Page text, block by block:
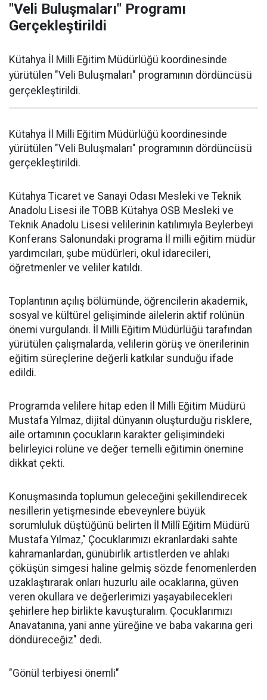
"Veli Buluşmaları" Programı
Gerçekleştirildi
Kütahya İl Milli Eğitim Müdürlüğü koordinesinde
yürütülen "Veli Buluşmaları" programının dördüncüsü
gerçekleştirildi.
Kütahya İl Milli Eğitim Müdürlüğü koordinesinde
yürütülen "Veli Buluşmaları" programının dördüncüsü
gerçekleştirildi.
Kütahya Ticaret ve Sanayi Odası Mesleki ve Teknik
Anadolu Lisesi ile TOBB Kütahya OSB Mesleki ve
Teknik Anadolu Lisesi velilerinin katılımıyla Beylerbeyi
Konferans Salonundaki programa İl milli eğitim müdür
yardımcıları, şube müdürleri, okul idarecileri,
öğretmenler ve veliler katıldı.
Toplantının açılış bölümünde, öğrencilerin akademik,
sosyal ve kültürel gelişiminde ailelerin aktif rolünün
önemi vurgulandı. İl Milli Eğitim Müdürlüğü tarafından
yürütülen çalışmalarda, velilerin görüş ve önerilerinin
eğitim süreçlerine değerli katkılar sunduğu ifade
edildi.
Programda velilere hitap eden İl Milli Eğitim Müdürü
Mustafa Yılmaz, dijital dünyanın oluşturduğu risklere,
aile ortamının çocukların karakter gelişimindeki
belirleyici rolüne ve değer temelli eğitimin önemine
dikkat çekti.
Konuşmasında toplumun geleceğini şekillendirecek
nesillerin yetişmesinde ebeveynlere büyük
sorumluluk düştüğünü belirten İl Millî Eğitim Müdürü
Mustafa Yılmaz," Çocuklarımızı ekranlardaki sahte
kahramanlardan, günübirlik artistlerden ve ahlaki
çöküşün simgesi haline gelmiş sözde fenomenlerden
uzaklaştırarak onları huzurlu aile ocaklarına, güven
veren okullara ve değerlerimizi yaşayabilecekleri
şehirlere hep birlikte kavuşturalım. Çocuklarımızı
Anavatanına, yani anne yüreğine ve baba vakarına geri
döndüreceğiz" dedi.
"Gönül terbiyesi önemli"